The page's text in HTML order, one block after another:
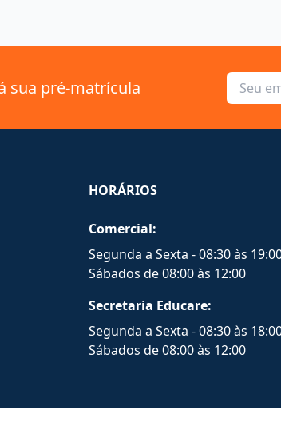
sua pré-matrícula
HORÁRIOS
Comercial:
Segunda a Sexta - 08:30 às
Sábados de 08:00 às 12:00
Secretaria Educare:
Segunda a Sexta - 08:30 às
Sábados de 08:00 às 12:00